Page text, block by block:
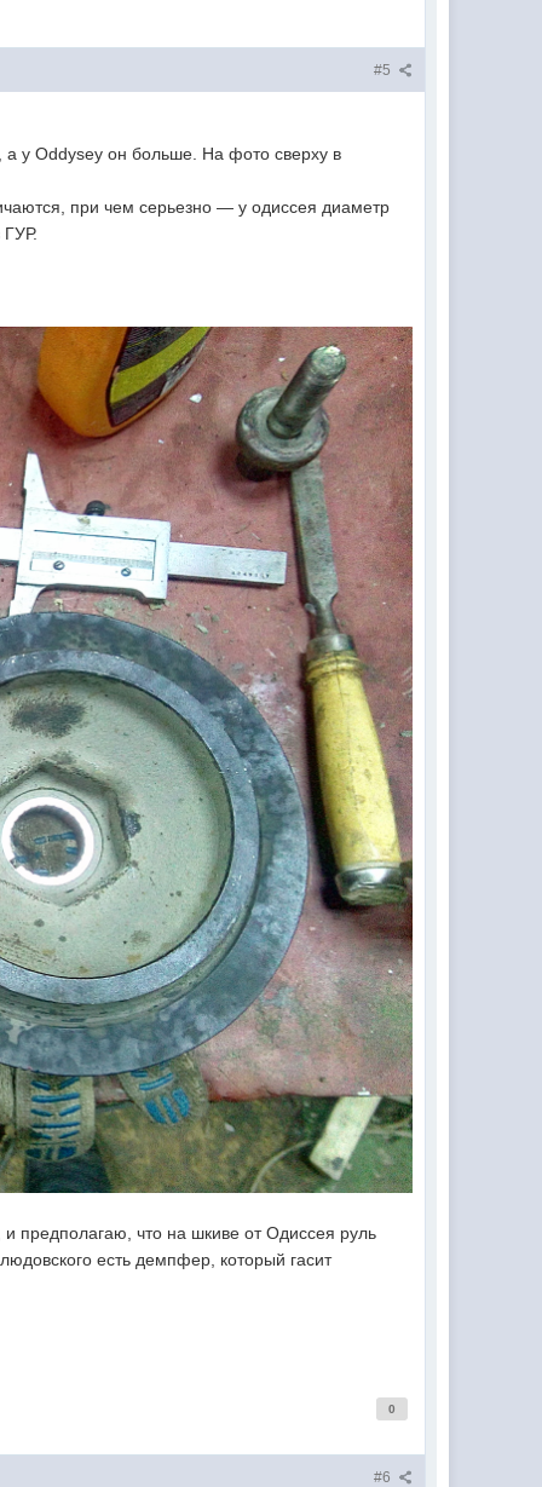
#5
у Oddysey он больше. На фото сверху в
при чем серьезно — у одиссея диаметр
предполагаю, что на шкиве от Одиссея руль
есть демпфер, который гасит
0
#6